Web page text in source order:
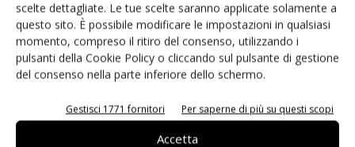
scelte dettagliate. Le tue scelte saranno applicate solamente a
questo sito. È possibile modificare le impostazioni in qualsiasi
momento, compreso il ritiro del consenso, utilizzando i
pulsanti della Cookie Policy o cliccando sul pulsante di gestione
del consenso nella parte inferiore dello schermo.
Gestisci 1771 fornitori Per saperne di più su questi scopi
Accetta
Automotive: Renesas e Fixstars puntano sull’IA